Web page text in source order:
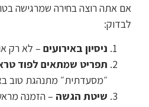
אם אתה רוצה בחירה שמרגישה
לבדוק:
ניסיון באירועים – לא רק
תפריט שמתאים לפוד
״מסעדתית״ מתנהגת טוב
שיטת הגשה – הזמנה